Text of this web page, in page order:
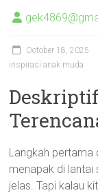
October 18, 2025
inspirasi anak muda
Langkah pertama
menapak di lantai
jelas. Tapi kalau